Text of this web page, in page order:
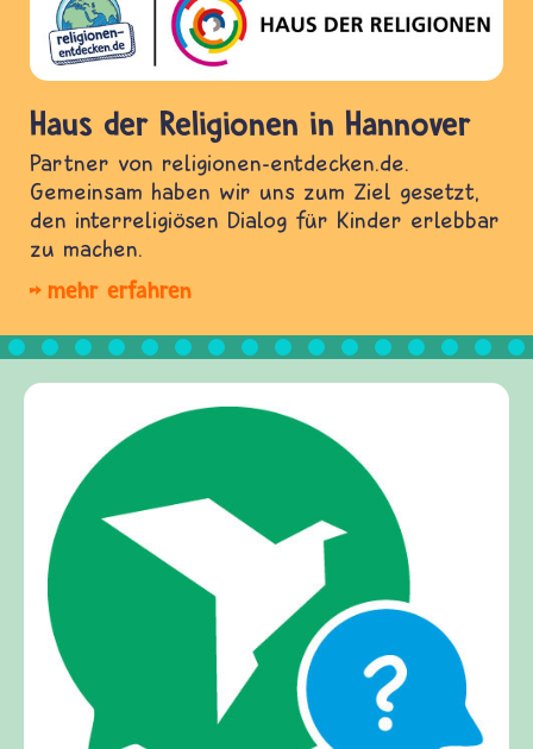
Haus der Religionen in Hannover
Partner von religionen-entdecken.de.
Gemeinsam haben wir uns zum Ziel gesetzt,
den interreligiösen Dialog für Kinder erlebbar
zu machen.
mehr erfahren